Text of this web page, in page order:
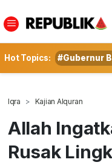
Hot Topics: #Gubernur
Iqra Kajian Alquran
Allah
Rusak